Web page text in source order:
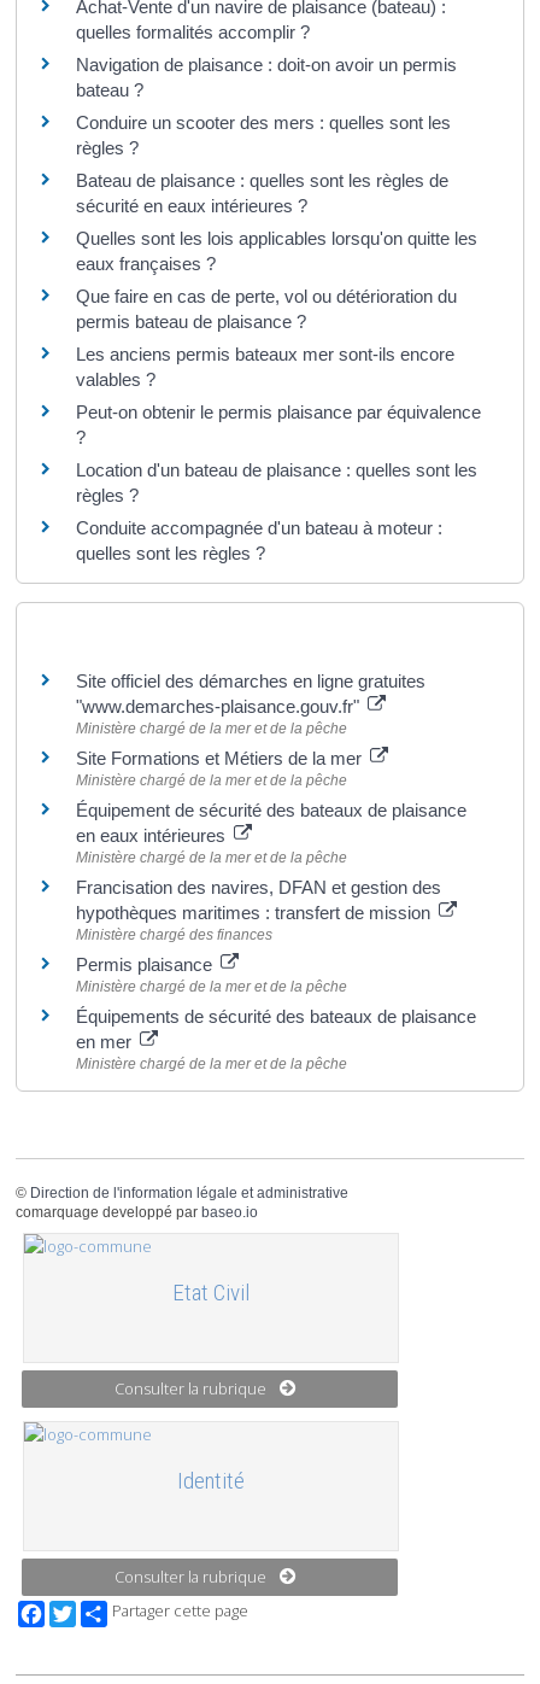
Achat-Vente d'un navire de plaisance (bateau) :
quelles formalités accomplir ?
Navigation de plaisance : doit-on avoir un permis
bateau ?
Conduire un scooter des mers : quelles sont les
règles ?
Bateau de plaisance : quelles sont les règles de
sécurité en eaux intérieures ?
Quelles sont les lois applicables lorsqu'on quitte les
eaux françaises ?
Que faire en cas de perte, vol ou détérioration du
permis bateau de plaisance ?
Les anciens permis bateaux mer sont-ils encore
valables ?
Peut-on obtenir le permis plaisance par équivalence
?
Location d'un bateau de plaisance : quelles sont les
règles ?
Conduite accompagnée d'un bateau à moteur :
quelles sont les règles ?
Site officiel des démarches en ligne gratuites
"www.demarches-plaisance.gouv.fr"
Ministère chargé de la mer et de la pêche
Site Formations et Métiers de la mer
Ministère chargé de la mer et de la pêche
Équipement de sécurité des bateaux de plaisance
en eaux intérieures
Ministère chargé de la mer et de la pêche
Francisation des navires, DFAN et gestion des
hypothèques maritimes : transfert de mission
Ministère chargé des finances
Permis plaisance
Ministère chargé de la mer et de la pêche
Équipements de sécurité des bateaux de plaisance
en mer
Ministère chargé de la mer et de la pêche
© Direction de l'information légale et administrative
comarquage developpé par baseo.io
Etat Civil
Consulter la rubrique
Identité
Consulter la rubrique
Facebook
TwitterPartager cette page